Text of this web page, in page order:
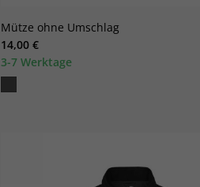
Mütze ohne Umschlag
14,00 €
3-7 Werktage